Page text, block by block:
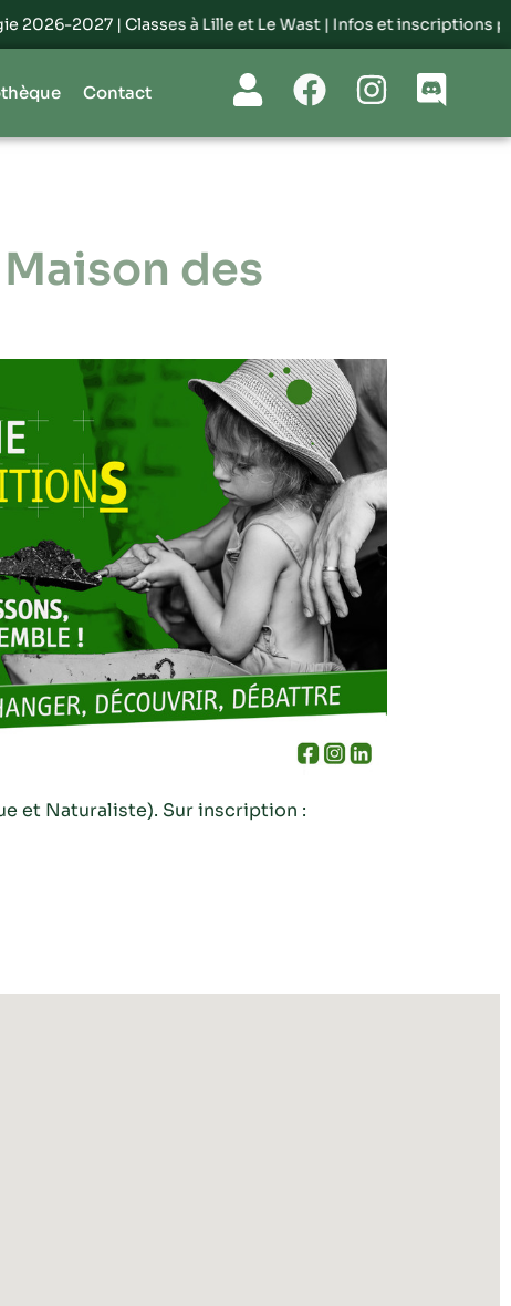
2027 | Classes à Lille et Le Wast |Infos et inscriptions par
Contact
des
et Naturaliste). Sur inscription :